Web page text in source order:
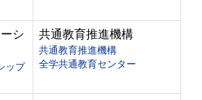
シ
ップ
共通教育推進機構
共通教育推進機構
全学共通教育センター